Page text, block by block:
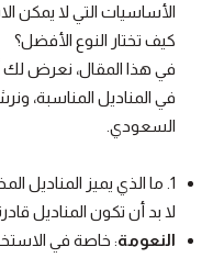
الأساسيات التي لا يمكن
كيف تختار النوع الأفضل؟
في هذا المقال، نعرض لك
في المناديل المناسبة،
السعودي.
1. ما الذي يميز المناديل المخصصة للمساجد؟
لا بد أن تكون المناديل
النعومة: خاصة في